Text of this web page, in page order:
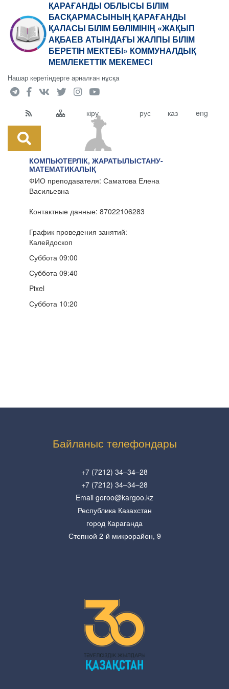
ҚАРАҒАНДЫ ОБЛЫСЫ БІЛІМ
БАСҚАРМАСЫНЫҢ ҚАРАҒАНДЫ
ҚАЛАСЫ БІЛІМ БӨЛІМІНІҢ «ЖАҚЫП
АҚБАЕВ АТЫНДАҒЫ ЖАЛПЫ БІЛІМ
БЕРЕТІН МЕКТЕБІ» КОММУНАЛДЫҚ
МЕМЛЕКЕТТІК МЕКЕМЕСІ
Нашар көретіндерге арналған нұсқа
кіру рус каз eng
КОМПЬЮТЕРЛІК, ЖАРАТЫЛЫСТАНУ-
МАТЕМАТИКАЛЫҚ
ФИО преподавателя: Саматова Елена
Васильевна
Контактные данные: 87022106283
График проведения занятий:
Калейдоскоп
Суббота 09:00
Суббота 09:40
Pixel
Суббота 10:20
Байланыс телефондары
+7 (7212) 34–34–28
+7 (7212) 34–34–28
Email goroo@kargoo.kz
Республика Казахстан
город Караганда
Степной 2-й микрорайон, 9